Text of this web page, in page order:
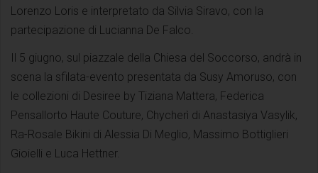
Lorenzo Loris e interpretato da Silvia Siravo, con la
partecipazione di Lucianna De Falco.
Il 5 giugno, sul piazzale della Chiesa del Soccorso, andrà in
scena la sfilata-evento presentata da Susy Amoruso, con
le collezioni di Desiree by Tiziana Mattera, Federica
Pensallorto Haute Couture, Chycherì di Anastasiya Vasylik,
Ra-Rosale Bikini di Alessia Di Meglio, Massimo Bottiglieri
Gioielli e Luca Hettner.